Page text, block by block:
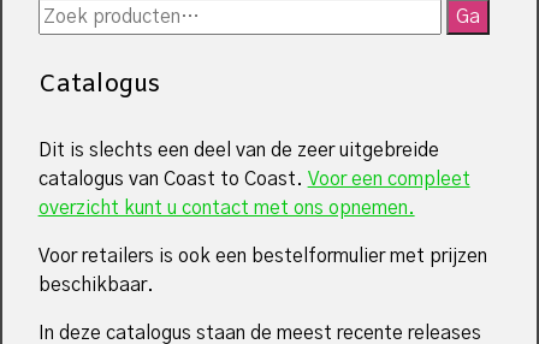
Zoeken
naar:
Ga
Catalogus
Dit is slechts een deel van de zeer uitgebreide
catalogus van Coast to Coast. Voor een compleet
overzicht kunt u contact met ons opnemen.
Voor retailers is ook een bestelformulier met prijzen
beschikbaar.
In deze catalogus staan de meest recente releases